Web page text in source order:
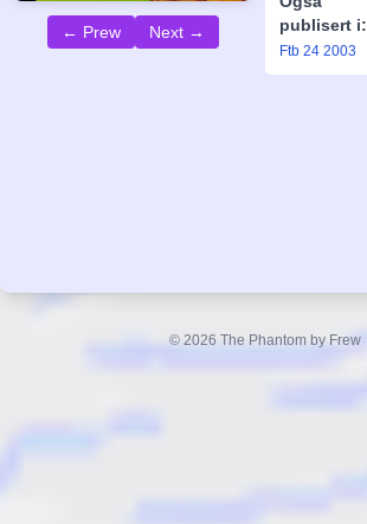
← Prew Next →
publisert i:
Ftb 24 2003
© 2026 The Phantom by Frew